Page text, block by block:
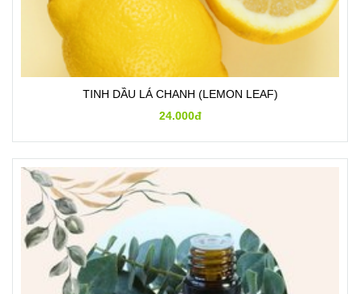
TINH DẦU LÁ CHANH (LEMON LEAF)
24.000đ